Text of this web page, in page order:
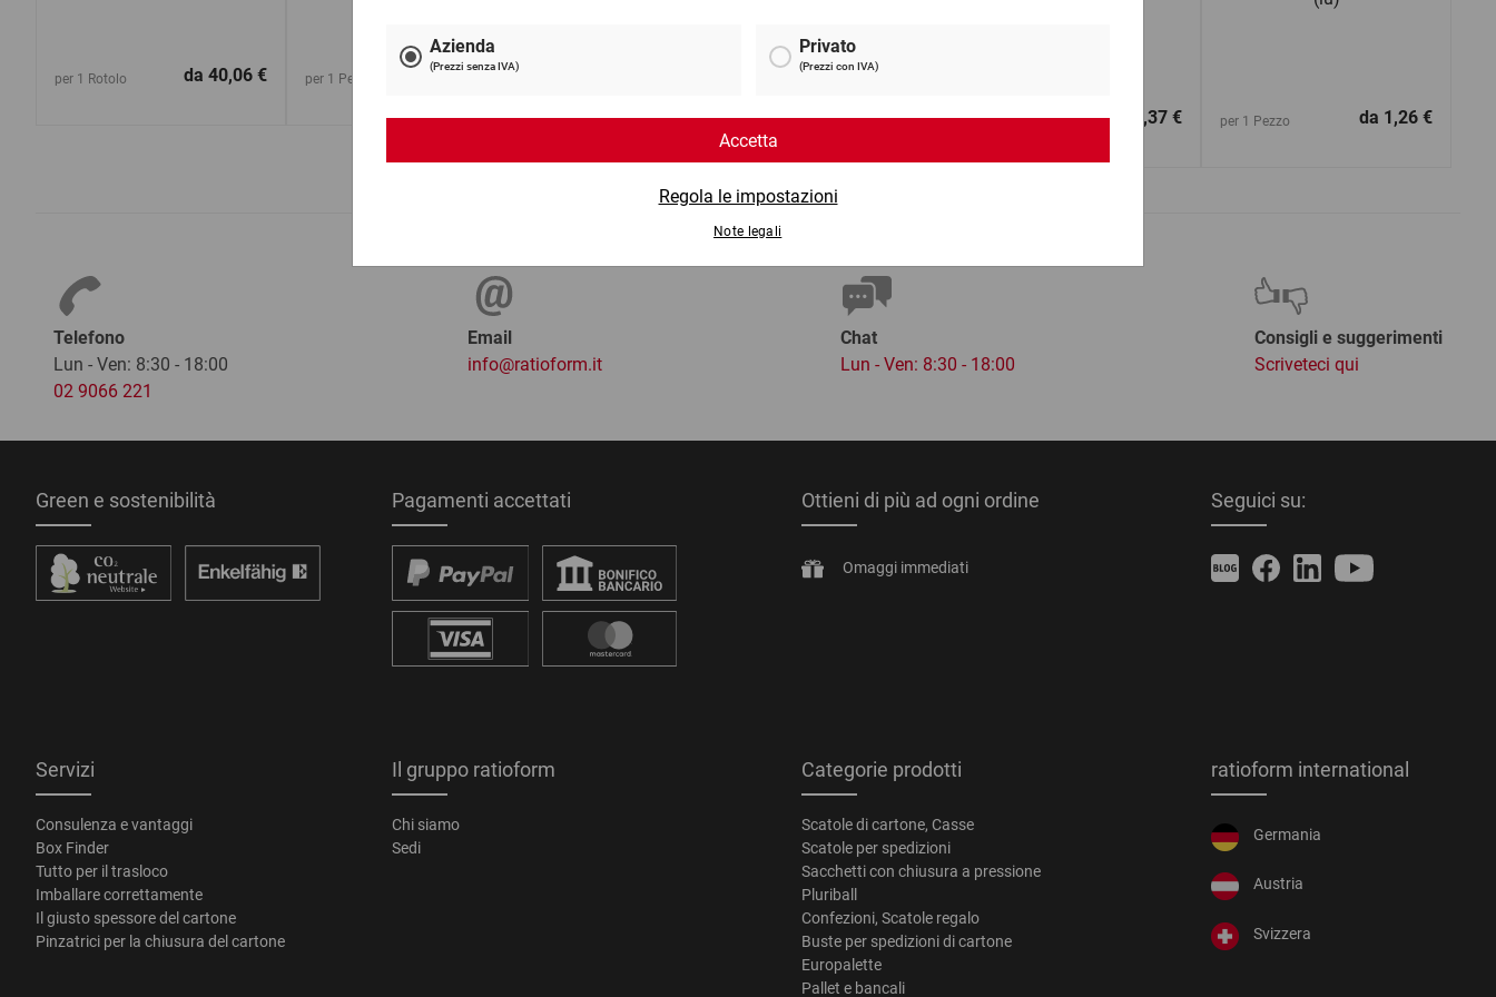
per 1 Rotolo da 40,06 € per 1 Pezzo da 24,69 €
per 1 Cartone da 14,89 € per 1 Pallet da 414,37 € per 1 Pezzo da 1,26 €
Telefono
Lun - Ven: 8:30 - 18:00
02 9066 221
Email
info@ratioform.it
Chat
Lun - Ven: 8:30 - 18:00
Consigli e suggerimenti
Scriveteci qui
Green e sostenibilità Pagamenti accettati Ottieni di più ad ogni ordine
Omaggi immediati
Seguici su:
Servizi
Consulenza e vantaggi
Box Finder
Tutto per il trasloco
Imballare correttamente
Il giusto spessore del cartone
Pinzatrici per la chiusura del cartone
Il gruppo ratioform
Chi siamo
Sedi
Categorie prodotti
Scatole di cartone, Casse
Scatole per spedizioni
Sacchetti con chiusura a pressione
Pluriball
Confezioni, Scatole regalo
Buste per spedizioni di cartone
Europalette
Pallet e bancali
ratioform international
Germania
Austria
Svizzera